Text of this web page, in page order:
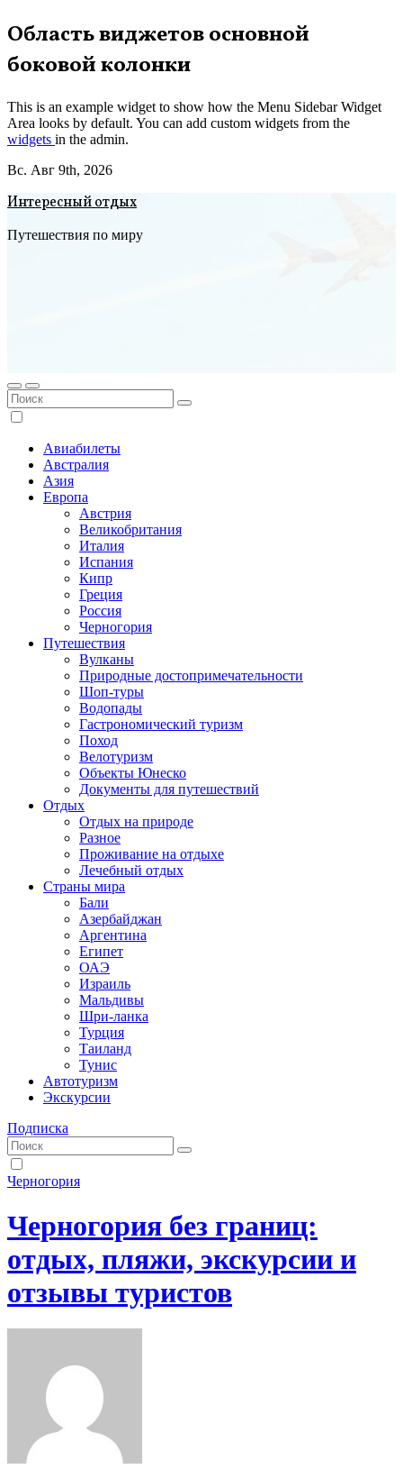
Перейти
к
содержимому
Область виджетов основной
боковой колонки
This is an example widget to show how the Menu Sidebar Widget
Area looks by default. You can add custom widgets from the
widgets in the admin.
Вс. Авг 9th, 2026
Интересный отдых
Путешествия по миру
Авиабилеты
Австралия
Азия
Европа
Австрия
Великобритания
Италия
Испания
Кипр
Греция
Россия
Черногория
Путешествия
Вулканы
Природные достопримечательности
Шоп-туры
Водопады
Гастрономический туризм
Поход
Велотуризм
Объекты Юнеско
Документы для путешествий
Отдых
Отдых на природе
Разное
Проживание на отдыхе
Лечебный отдых
Страны мира
Бали
Азербайджан
Аргентина
Египет
ОАЭ
Израиль
Мальдивы
Шри-ланка
Турция
Таиланд
Тунис
Автотуризм
Экскурсии
Подписка
Черногория
Черногория без границ:
отдых, пляжи, экскурсии и
отзывы туристов